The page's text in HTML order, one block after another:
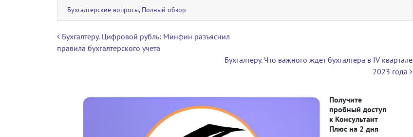
Бухгалтерские вопросы, Полный обзор
Навигация по записям
Бухгалтеру. Цифровой рубль: Минфин разъяснил
правила бухгалтерского учета
Бухгалтеру. Что важного ждет бухгалтера в IV квартале
2023 года
Получите
пробный доступ
к Консультант
Плюс на 2 дня